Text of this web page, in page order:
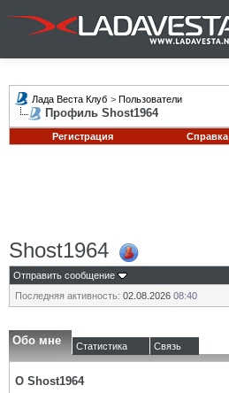
Лада Веста Клуб > Пользователи
Профиль Shost1964
Регистрация Справка
Shost1964
Отправить сообщение
Последняя активность: 02.08.2026 08:40
Обо мне Статистика Связь
О Shost1964